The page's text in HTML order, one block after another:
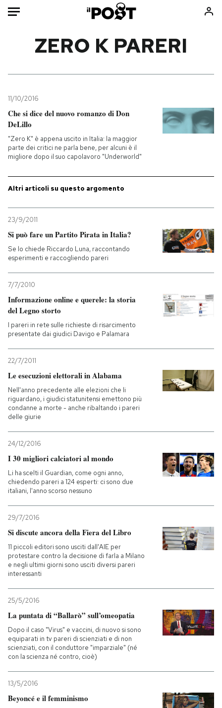
Mondo
Politica
Internet
Scienza
Economia
Consumismi
Ok Boomer!
Media
NEWSLETTER
I MIEI PREFERITI
CALENDARIO
AREA PERSONALE
ZERO K PARERI
11/10/2016
Che si dice del nuovo romanzo di Don
DeLillo
"Zero K" è appena uscito in Italia: la maggior
parte dei critici ne parla bene, per alcuni è il
migliore dopo il suo capolavoro "Underworld"
Altri articoli su questo argomento
23/9/2011
Si può fare un Partito Pirata in Italia?
Se lo chiede Riccardo Luna, raccontando
esperimenti e raccogliendo pareri
7/7/2010
Informazione online e querele: la storia
del Legno storto
I pareri in rete sulle richieste di risarcimento
presentate dai giudici Davigo e Palamara
22/7/2011
Le esecuzioni elettorali in Alabama
Nell'anno precedente alle elezioni che li
riguardano, i giudici statunitensi emettono più
condanne a morte - anche ribaltando i pareri
delle giurie
24/12/2016
I 30 migliori calciatori al mondo
Li ha scelti il Guardian, come ogni anno,
chiedendo pareri a 124 esperti: ci sono due
italiani, l'anno scorso nessuno
29/7/2016
Si discute ancora della Fiera del Libro
11 piccoli editori sono usciti dall'AIE per
protestare contro la decisione di farla a Milano
e negli ultimi giorni sono usciti diversi pareri
interessanti
25/5/2016
La puntata di “Ballarò” sull’omeopatia
Dopo il caso "Virus" e vaccini, di nuovo si sono
equiparati in tv pareri di scienziati e di non
scienziati, con il conduttore "imparziale" (né
con la scienza né contro, cioè)
13/5/2016
Beyoncé e il femminismo